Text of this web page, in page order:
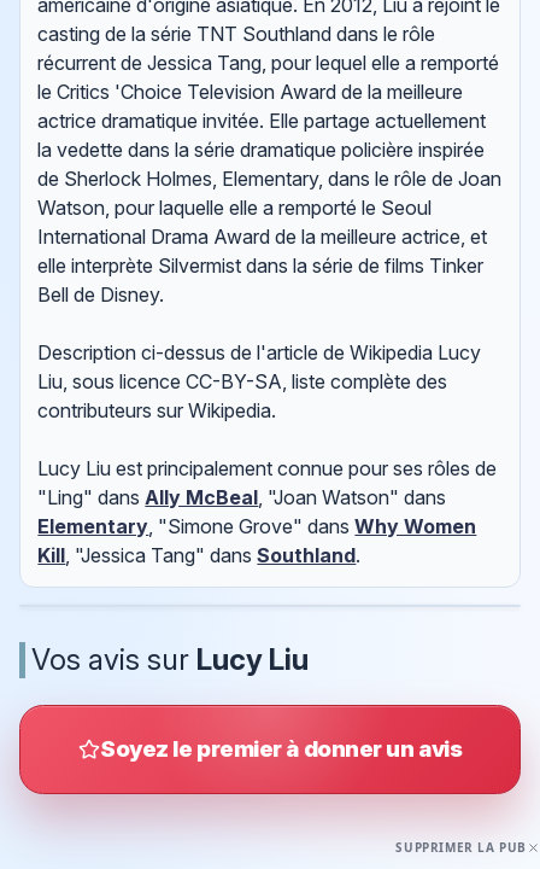
américaine d'origine asiatique. En 2012, Liu a rejoint le
casting de la série TNT Southland dans le rôle
récurrent de Jessica Tang, pour lequel elle a remporté
le Critics 'Choice Television Award de la meilleure
actrice dramatique invitée. Elle partage actuellement
la vedette dans la série dramatique policière inspirée
de Sherlock Holmes, Elementary, dans le rôle de Joan
Watson, pour laquelle elle a remporté le Seoul
International Drama Award de la meilleure actrice, et
elle interprète Silvermist dans la série de films Tinker
Bell de Disney.
Description ci-dessus de l'article de Wikipedia Lucy
Liu, sous licence CC-BY-SA, liste complète des
contributeurs sur Wikipedia.
Lucy Liu est principalement connue pour ses rôles de
"Ling" dansAlly McBeal, "Joan Watson" dans
Elementary, "Simone Grove" dansWhy Women
Kill, "Jessica Tang" dansSouthland.
Vos avis sur Lucy Liu
Soyez le premier à donner un avis
SUPPRIMER LA PUB